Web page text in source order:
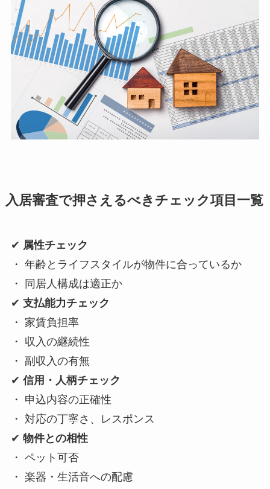
入居審査で押さえるべきチェック項目一覧
✔ 属性チェック
・ 年齢とライフスタイルが物件に合っているか
・ 同居人構成は適正か
✔ 支払能力チェック
・ 家賃負担率
・ 収入の継続性
・ 副収入の有無
✔ 信用・人柄チェック
・ 申込内容の正確性
・ 対応の丁寧さ、レスポンス
✔ 物件との相性
・ ペット可否
・ 楽器・生活音への配慮